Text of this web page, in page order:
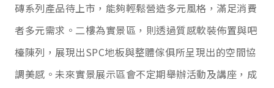
磚系列產品待上市，能夠輕鬆營造多元風格，滿足消費
者多元需求。二樓為實景區，則透過質感軟裝佈置與吧
檯陳列，展現出SPC地板與整體傢俱所呈現出的空間協
調美感。未來實景展示區會不定期舉辦活動及講座，成